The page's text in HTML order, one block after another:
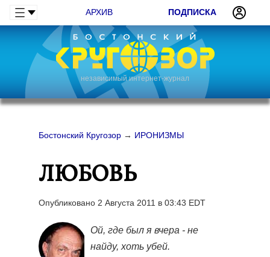
АРХИВ ПОДПИСКА
независимый интернет-журнал
Бостонский Кругозор → ИРОНИЗМЫ
ЛЮБОВЬ
Опубликовано 2 Августа 2011 в 03:43 EDT
Ой, где был я вчера - не
найду, хоть убей.